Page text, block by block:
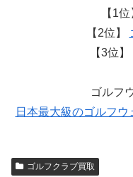
【1位
【2位】
【3位】
ゴルフ
日本最大級のゴルフウ
ゴルフクラブ買取